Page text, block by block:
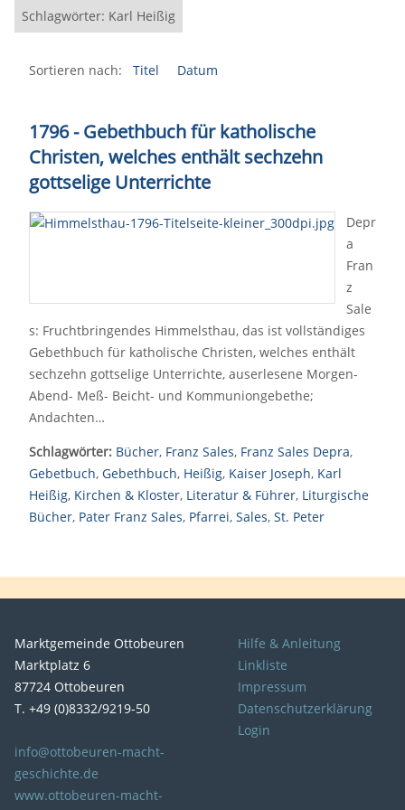
Schlagwörter: Karl Heißig
Sortieren nach: Titel Datum
1796 - Gebethbuch für katholische
Christen, welches enthält sechzehn
gottselige Unterrichte
Depr
a
Fran
z
Sale
s: Fruchtbringendes Himmelsthau, das ist vollständiges
Gebethbuch für katholische Christen, welches enthält
sechzehn gottselige Unterrichte, auserlesene Morgen-
Abend- Meß- Beicht- und Kommuniongebethe;
Andachten…
Schlagwörter: Bücher, Franz Sales, Franz Sales Depra,
Gebetbuch, Gebethbuch, Heißig, Kaiser Joseph, Karl
Heißig, Kirchen & Kloster, Literatur & Führer, Liturgische
Bücher, Pater Franz Sales, Pfarrei, Sales, St. Peter
Marktgemeinde Ottobeuren
Marktplatz 6
87724 Ottobeuren
T. +49 (0)8332/9219-50
info@ottobeuren-macht-
geschichte.de
www.ottobeuren-macht-
Hilfe & Anleitung
Linkliste
Impressum
Datenschutzerklärung
Login